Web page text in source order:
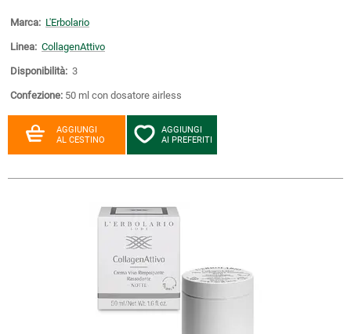
Marca: L'Erbolario
Linea: CollagenAttivo
Disponibilità: 3
Confezione: 50 ml con dosatore airless
AGGIUNGI
AL CESTINO
AGGIUNGI
AI PREFERITI